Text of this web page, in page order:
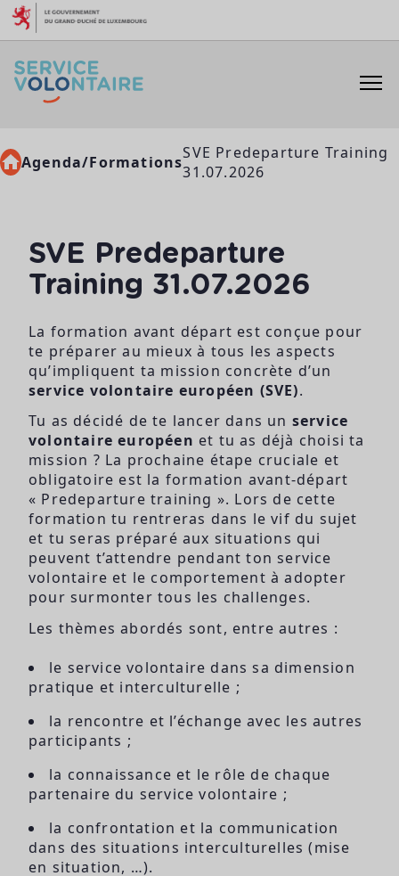
Aller au contenu
Agenda/FormationsSVE Predeparture Training
31.07.2026
SVE Predeparture
Training 31.07.2026
La formation avant départ est conçue pour
te préparer au mieux à tous les aspects
qu’impliquent ta mission concrète d’un
service volontaire européen (SVE).
Tu as décidé de te lancer dans un service
volontaire européen et tu as déjà choisi ta
mission ? La prochaine étape cruciale et
obligatoire est la formation avant-départ
« Predeparture training ». Lors de cette
formation tu rentreras dans le vif du sujet
et tu seras préparé aux situations qui
peuvent t’attendre pendant ton service
volontaire et le comportement à adopter
pour surmonter tous les challenges.
Les thèmes abordés sont, entre autres :
le service volontaire dans sa dimension
pratique et interculturelle ;
la rencontre et l’échange avec les autres
participants ;
la connaissance et le rôle de chaque
partenaire du service volontaire ;
la confrontation et la communication
dans des situations interculturelles (mise
en situation, …).